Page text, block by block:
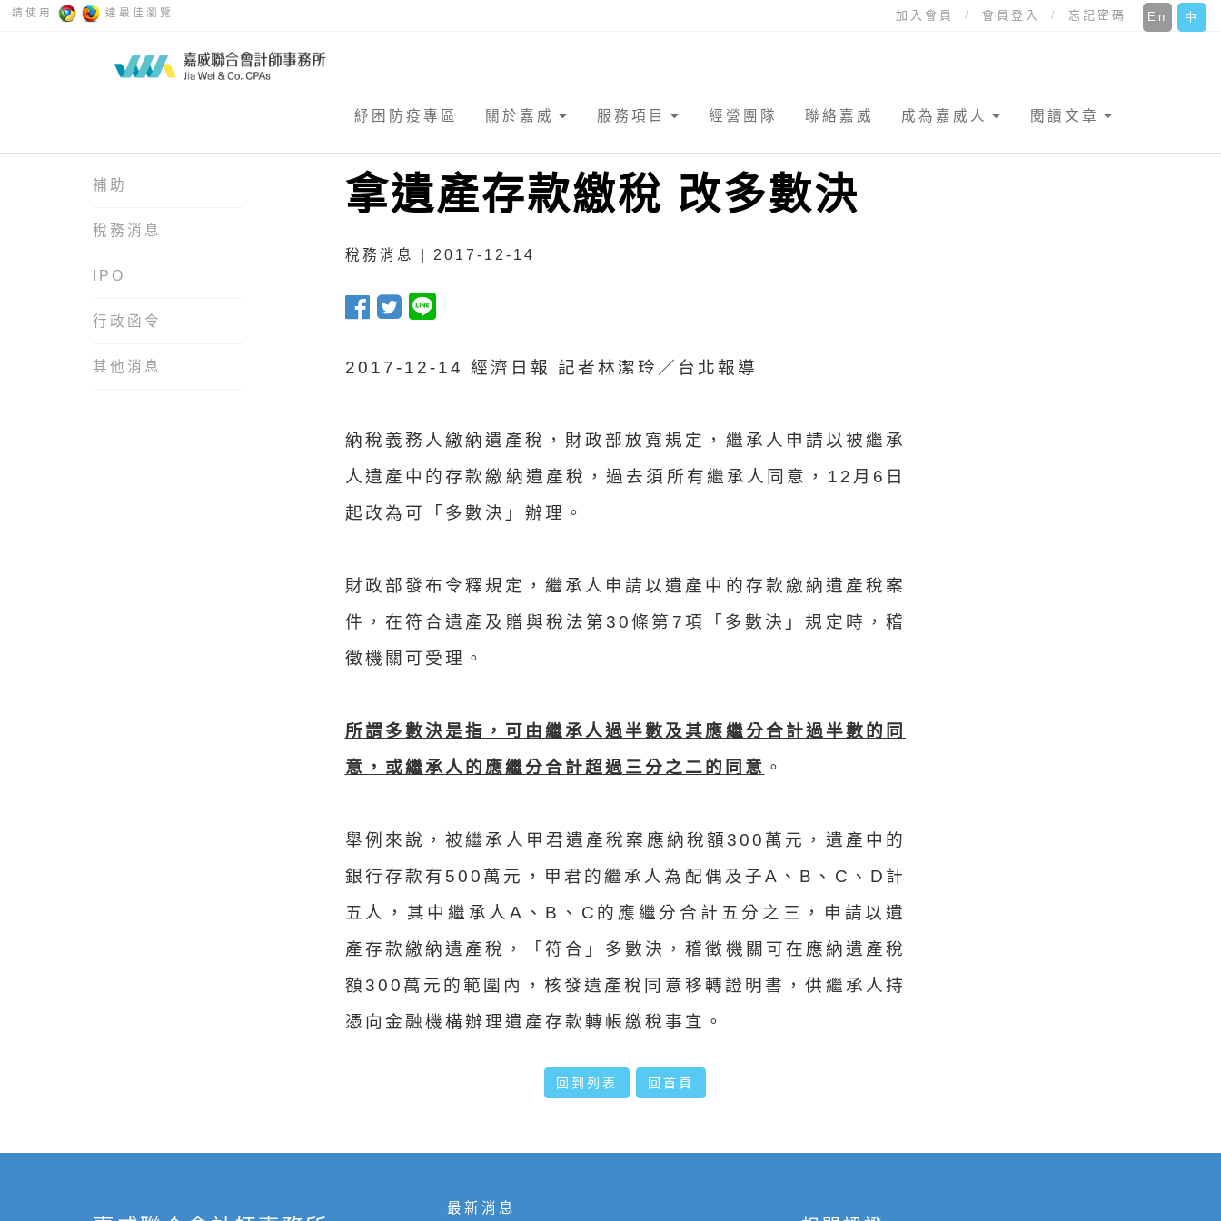
請使用 達最佳瀏覽 中
En
加入會員 會員登入 忘記密碼
紓困防疫專區 關於嘉威 服務項目 經營團隊 聯絡嘉威 成為嘉威人 閱讀文章
補助
稅務消息
IPO
行政函令
其他消息
拿遺產存款繳稅 改多數決
稅務消息 | 2017-12-14
2017-12-14 經濟日報 記者林潔玲／台北報導
納稅義務人繳納遺產稅，財政部放寬規定，繼承人申請以被繼承
人遺產中的存款繳納遺產稅，過去須所有繼承人同意，12月6日
起改為可「多數決」辦理。
財政部發布令釋規定，繼承人申請以遺產中的存款繳納遺產稅案
件，在符合遺產及贈與稅法第30條第7項「多數決」規定時，稽
徵機關可受理。
所謂多數決是指，可由繼承人過半數及其應繼分合計過半數的同
意，或繼承人的應繼分合計超過三分之二的同意 。
舉例來說，被繼承人甲君遺產稅案應納稅額300萬元，遺產中的
銀行存款有500萬元，甲君的繼承人為配偶及子A、B、C、D計
五人，其中繼承人A、B、C的應繼分合計五分之三，申請以遺
產存款繳納遺產稅，「符合」多數決，稽徵機關可在應納遺產稅
額300萬元的範圍內，核發遺產稅同意移轉證明書，供繼承人持
憑向金融機構辦理遺產存款轉帳繳稅事宜。
回到列表 回首頁
最新消息